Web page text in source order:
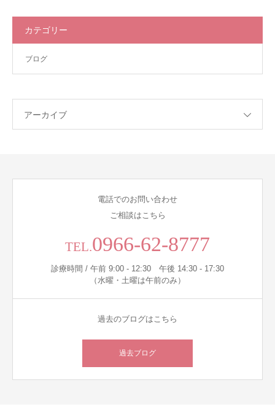
カテゴリー
ブログ
アーカイブ
電話でのお問い合わせ
ご相談はこちら
TEL.0966-62-8777
診療時間 / 午前 9:00 - 12:30 午後 14:30 - 17:30
（水曜・土曜は午前のみ）
過去のブログはこちら
過去ブログ